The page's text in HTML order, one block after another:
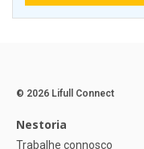
© 2026 Lifull Connect
Nestoria
Trabalhe connosco